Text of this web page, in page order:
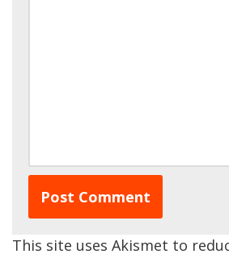
This site uses Akismet to